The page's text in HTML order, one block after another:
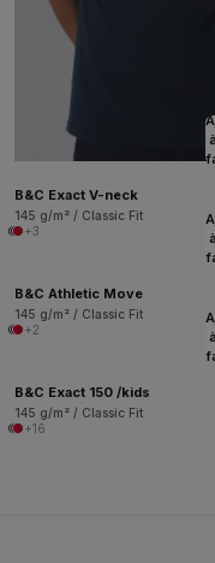
B&C Exact V-neck
145 g/m² / Classic Fit
+3
B&C Athletic Move
145 g/m² / Classic Fit
+2
B&C Exact 150 /kids
145 g/m² / Classic Fit
+16